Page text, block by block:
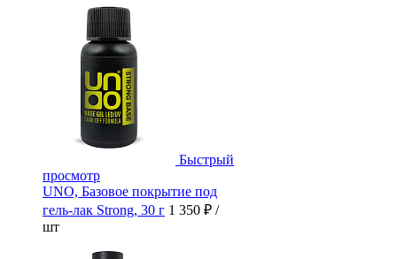
Быстрый
просмотр
UNO, Базовое покрытие под
гель-лак Strong, 30 г 1 350 ₽ /
шт